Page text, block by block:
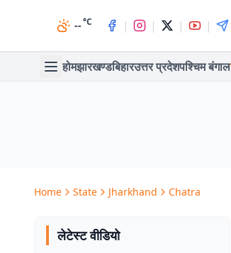
--°C | | | |
होमझारखण्डबिहारउत्तर प्रदेशपश्चिम बंगाल
Home State Jharkhand Chatra
लेटेस्ट वीडियो